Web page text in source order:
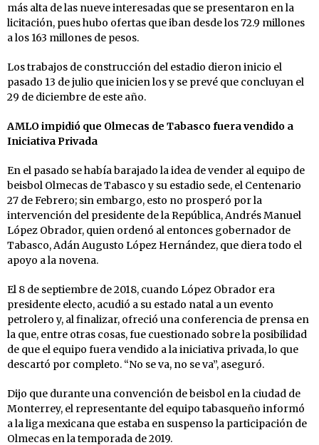
más alta de las nueve interesadas que se presentaron en la
licitación, pues hubo ofertas que iban desde los 72.9 millones
a los 163 millones de pesos.
Los trabajos de construcción del estadio dieron inicio el
pasado 13 de julio que inicien los y se prevé que concluyan el
29 de diciembre de este año.
AMLO impidió que Olmecas de Tabasco fuera vendido a
Iniciativa Privada
En el pasado se había barajado la idea de vender al equipo de
beisbol Olmecas de Tabasco y su estadio sede, el Centenario
27 de Febrero; sin embargo, esto no prosperó por la
intervención del presidente de la República, Andrés Manuel
López Obrador, quien ordenó al entonces gobernador de
Tabasco, Adán Augusto López Hernández, que diera todo el
apoyo a la novena.
El 8 de septiembre de 2018, cuando López Obrador era
presidente electo, acudió a su estado natal a un evento
petrolero y, al finalizar, ofreció una conferencia de prensa en
la que, entre otras cosas, fue cuestionado sobre la posibilidad
de que el equipo fuera vendido a la iniciativa privada, lo que
descartó por completo. “No se va, no se va”, aseguró.
Dijo que durante una convención de beisbol en la ciudad de
Monterrey, el representante del equipo tabasqueño informó
a la liga mexicana que estaba en suspenso la participación de
Olmecas en la temporada de 2019.